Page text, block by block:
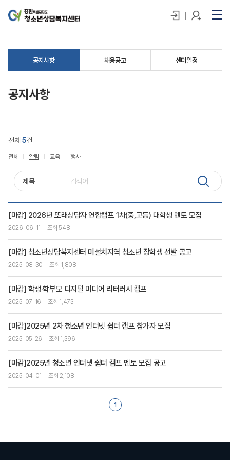
공지사항 채용공고 센터일정
공지사항
전체5건
전체 알림 교육 행사
[마감] 2026년 또래상담자 연합캠프 1차(중,고등) 대학생 멘토 모집
2026-06-11 조회 548
[마감] 청소년상담복지센터 미설치지역 청소년 장학생 선발 공고
2025-08-30 조회 1,808
[마감] 학생·학부모 디지털 미디어 리터러시 캠프
2025-07-16 조회 1,473
[마감]2025년 2차 청소년 인터넷 쉼터 캠프 참가자 모집
2025-05-26 조회 1,396
[마감]2025년 청소년 인터넷 쉼터 캠프 멘토 모집 공고
2025-04-01 조회 2,108
1